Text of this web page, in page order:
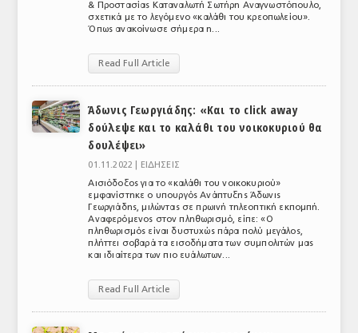
& Προστασίας Καταναλωτή Σωτήρη Αναγνωστόπουλο,
σχετικά με το λεγόμενο «καλάθι του κρεοπωλείου».
Όπως ανακοίνωσε σήμερα η...
Read Full Article
Άδωνις Γεωργιάδης: «Και το click away
δούλεψε και το καλάθι του νοικοκυριού θα
δουλέψει»
01.11.2022 |
ΕΙΔΗΣΕΙΣ
Αισιόδοξος για το «καλάθι του νοικοκυριού»
εμφανίστηκε ο υπουργός Ανάπτυξης Άδωνις
Γεωργιάδης, μιλώντας σε πρωινή τηλεοπτική εκπομπή.
Αναφερόμενος στον πληθωρισμό, είπε: «Ο
πληθωρισμός είναι δυστυχώς πάρα πολύ μεγάλος,
πλήττει σοβαρά τα εισοδήματα των συμπολιτών μας
και ιδιαίτερα των πιο ευάλωτων...
Read Full Article